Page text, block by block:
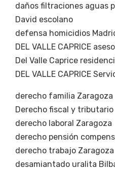
daños filtraciones aguas
David escolano
defensa homicidios
DEL VALLE CAPRICE
Del Valle Caprice
DEL VALLE CAPRICE
derecho familia Zaragoza
Derecho fiscal y tributario
derecho laboral Zaragoza
derecho pensión
derecho trabajo Zaragoza
desamiantado uralita